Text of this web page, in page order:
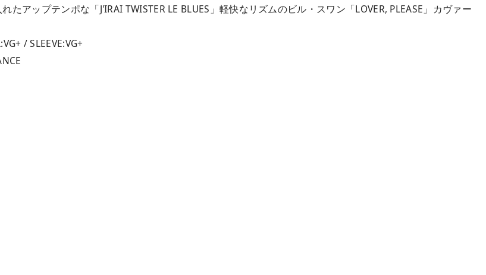
たアップテンポな「J'IRAI TWISTER LE BLUES」軽快なリズムのビル・スワン「LOVER, PLEASE」カヴァー
/ SLEEVE:VG+